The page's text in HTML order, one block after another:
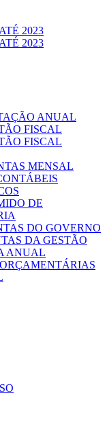
2023
2023
ANUAL
FISCAL
FISCAL
MENSAL
DE
DO GOVERNO
DA GESTÃO
ANUAL